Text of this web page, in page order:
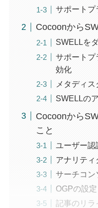
サポートプ
Cocoonから
SWELLを
サポートプ
効化
メタディ
SWELLの
Cocoonから
こと
ユーザー認
アナリティ
サーチコン
OGPの設定
記事のリラ